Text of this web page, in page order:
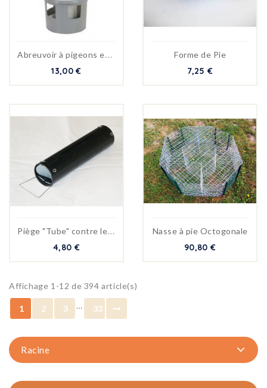
A
breuvoir à pigeons en...
13,00 €
Forme de Pie
7,25 €
P
iège "Tube" contre les taupes
4,80 €
Nasse à pie Octogonale
90,80 €
Affichage 1-12 de 394 article(s)
1 2 3 … 33
Racine